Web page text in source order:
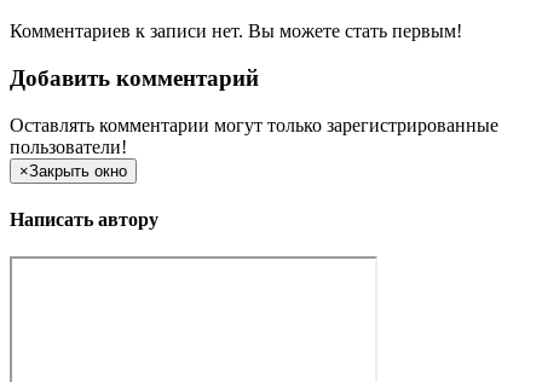
Комментариев к записи нет. Вы можете стать первым!
Добавить комментарий
Оставлять комментарии могут только зарегистрированные
пользователи!
×Закрыть окно
Написать автору